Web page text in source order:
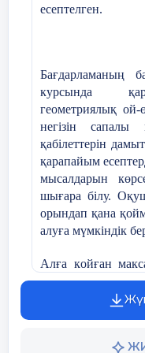
- математикалық
белгілі жүйелерін
- ізденушілік,
ұйымдастыру;
- әртүрлі
үйрету;
маңыздылығын
деңгейлеп-
есептелген.
Бағдарламаның
курсында
геометриялық ой-
негізін сапалы
қабілеттерін
қарапайым
мысалдарын
шығара білу.
орындап қана
алуға мүмкіндік
Алға қойған
жұмыстар
алып
есептердің